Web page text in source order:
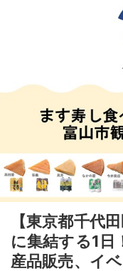
【東京都千代
に集結する1日
産品販売、イ